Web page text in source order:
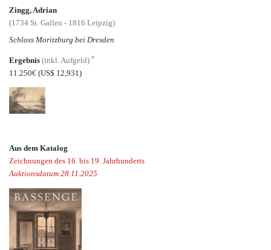
Zingg, Adrian
(1734 St. Gallen - 1816 Leipzig)
Schloss Moritzburg bei Dresden
Ergebnis (inkl. Aufgeld) *
11.250€ (US$ 12,931)
Aus dem Katalog
Zeichnungen des 16. bis 19. Jahrhunderts
Auktionsdatum 28.11.2025